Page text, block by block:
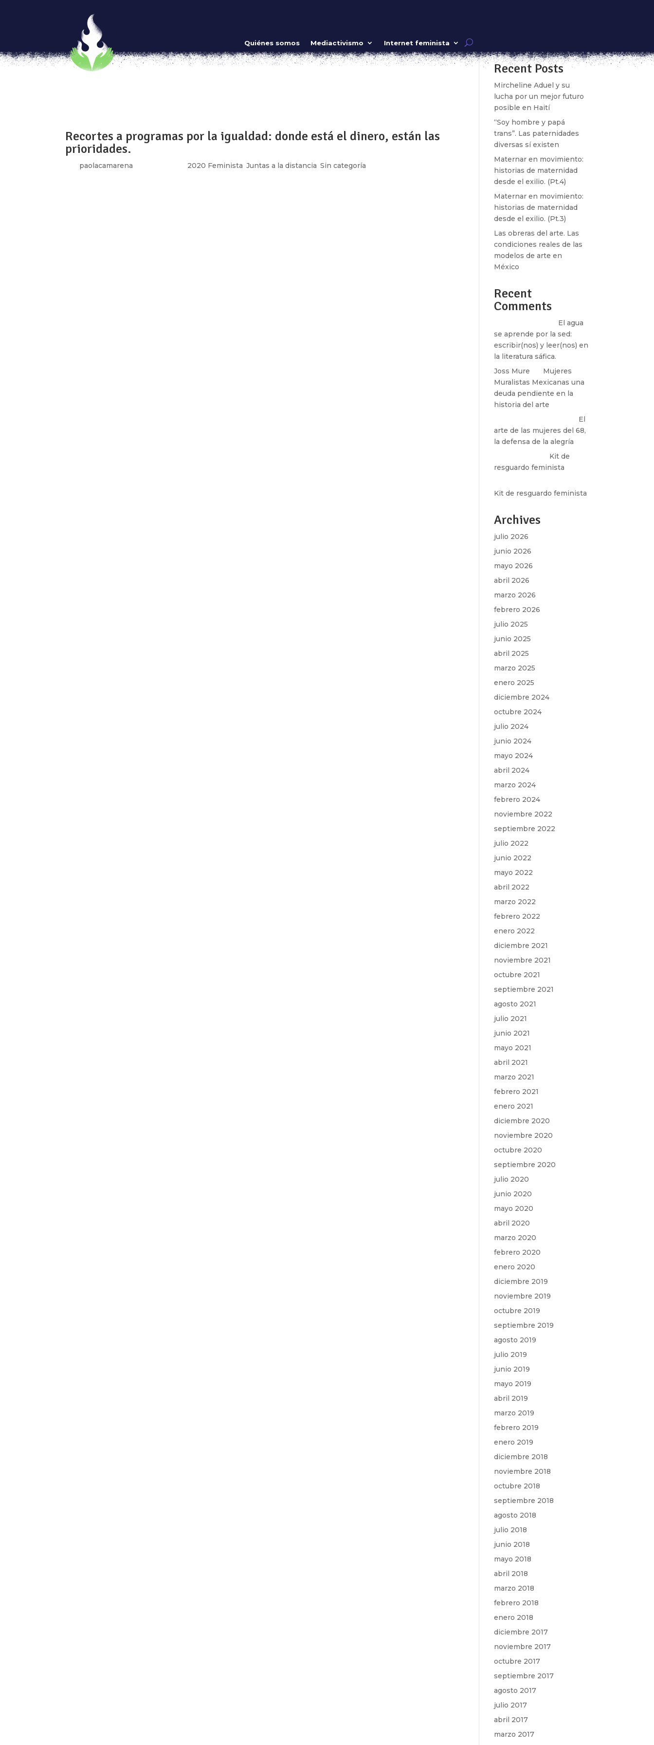
Quiénes somos Mediactivismo Internet feminista
¡Somos históricas!
por Luchadoras|Sep 15, 2020|2020 Feminista,Mujeres guerreras,Somos históricas
[vc_row type=»in_container» full_screen_row_position=»middle» scene_position=»center» text_color=»dark»
Recortes a programas por la igualdad: donde está el dinero, están las
prioridades.
paolacamarena 2020 Feminista ,Juntas a la distancia ,Sin categoría
Recent Posts
Mircheline Aduel y su
lucha por un mejor futuro
posible en Haití
“Soy hombre y papá
trans”. Las paternidades
diversas sí existen
Maternar en movimiento:
historias de maternidad
desde el exilio. (Pt.4)
Maternar en movimiento:
historias de maternidad
desde el exilio. (Pt.3)
Las obreras del arte. Las
condiciones reales de las
modelos de arte en
México
Recent
Comments
El agua
se aprende por la sed:
escribir(nos) y leer(nos) en
la literatura sáfica.
Joss Mure
Mujeres
Muralistas Mexicanas una
deuda pendiente en la
historia del arte
El
arte de las mujeres del 68,
la defensa de la alegría
Kit de
resguardo feminista
Kit de resguardo feminista
Archives
julio 2026
junio 2026
mayo 2026
abril 2026
marzo 2026
febrero 2026
julio 2025
junio 2025
abril 2025
marzo 2025
enero 2025
diciembre 2024
octubre 2024
julio 2024
junio 2024
mayo 2024
abril 2024
marzo 2024
febrero 2024
noviembre 2022
septiembre 2022
julio 2022
junio 2022
mayo 2022
abril 2022
marzo 2022
febrero 2022
enero 2022
diciembre 2021
noviembre 2021
octubre 2021
septiembre 2021
agosto 2021
julio 2021
junio 2021
mayo 2021
abril 2021
marzo 2021
febrero 2021
enero 2021
diciembre 2020
noviembre 2020
octubre 2020
septiembre 2020
julio 2020
junio 2020
mayo 2020
abril 2020
marzo 2020
febrero 2020
enero 2020
diciembre 2019
noviembre 2019
octubre 2019
septiembre 2019
agosto 2019
julio 2019
junio 2019
mayo 2019
abril 2019
marzo 2019
febrero 2019
enero 2019
diciembre 2018
noviembre 2018
octubre 2018
septiembre 2018
agosto 2018
julio 2018
junio 2018
mayo 2018
abril 2018
marzo 2018
febrero 2018
enero 2018
diciembre 2017
noviembre 2017
octubre 2017
septiembre 2017
agosto 2017
julio 2017
abril 2017
marzo 2017